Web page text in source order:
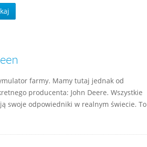
farmy. Mamy tutaj jednak od
producenta: John Deere. Wszystkie
swoje odpowiedniki w realnym świecie. To